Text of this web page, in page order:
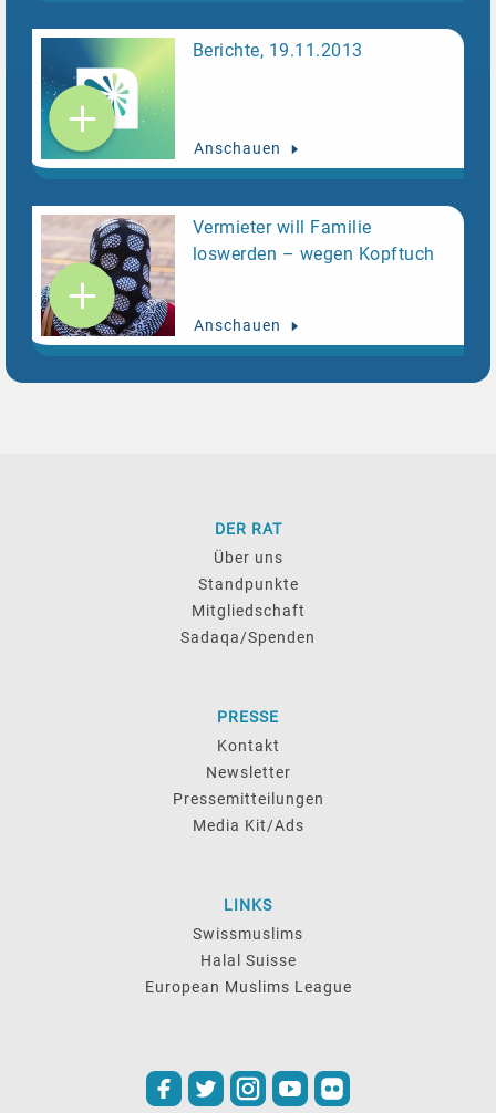
Berichte, 19.11.2013
Anschauen
Vermieter will Familie
loswerden – wegen Kopftuch
Anschauen
DER RAT
Über uns
Standpunkte
Mitgliedschaft
Sadaqa/Spenden
PRESSE
Kontakt
Newsletter
Pressemitteilungen
Media Kit/Ads
LINKS
Swissmuslims
Halal Suisse
European Muslims League